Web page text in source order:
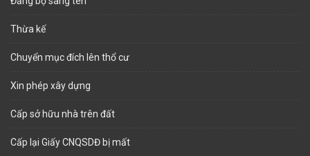
Thừa kế
Chuyển mục đích lên thổ cư
Xin phép xây dựng
Cấp sở hữu nhà trên đất
Cấp lại Giấy CNQSDĐ bị mất